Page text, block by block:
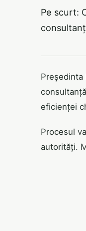
Pe scurt:
Președinta
eficienței
Procesul
autorități.